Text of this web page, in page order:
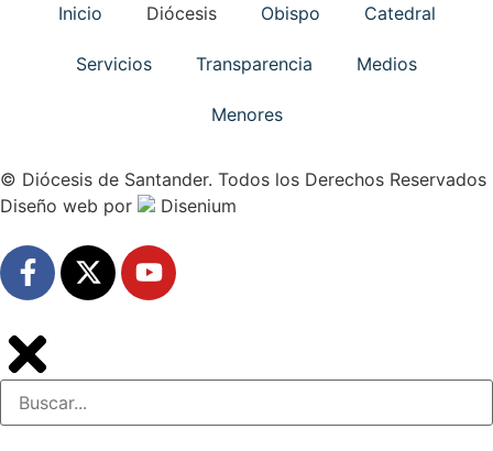
Inicio Diócesis Obispo Catedral
Servicios Transparencia Medios
Menores
© Diócesis de Santander. Todos los Derechos Reservados
Diseño web por Disenium